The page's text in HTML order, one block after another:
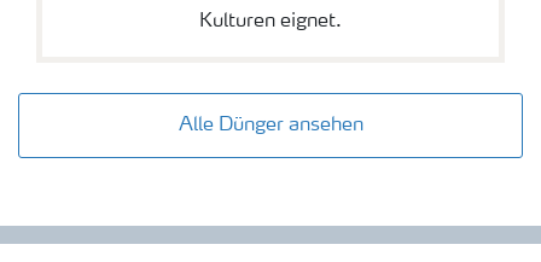
Kulturen eignet.
Alle Dünger ansehen